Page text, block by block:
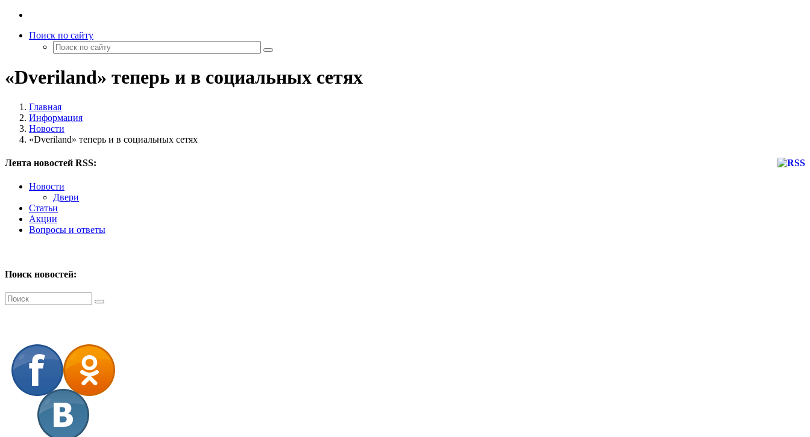
Поиск по сайту
«Dveriland» теперь и в социальных сетях
Главная
Информация
Новости
«Dveriland» теперь и в социальных сетях
Лента новостей RSS:
Новости
Двери
Статьи
Акции
Вопросы и ответы
Поиск новостей: